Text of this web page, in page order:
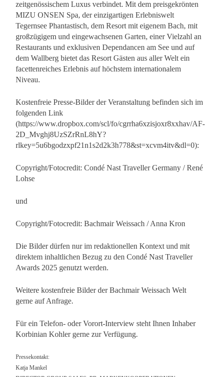
zeitgenössischem Luxus verbindet. Mit dem preisgekrönten
MIZU ONSEN Spa, der einzigartigen Erlebniswelt
Tegernsee Phantastisch, dem Resort mit eigenem Bach, mit
großzügigem und eingewachsenen Garten, einer Vielzahl an
Restaurants und exklusiven Dependancen am See und auf
dem Wallberg bietet das Resort Gästen aus aller Welt ein
facettenreiches Erlebnis auf höchstem internationalem
Niveau.
Kostenfreie Presse-Bilder der Veranstaltung befinden sich im
folgenden Link
(https://www.dropbox.com/scl/fo/cgrrha6xzisjoxr8xxhav/AF-
2D_Mvghj8UzSZrRnL8hY?
rlkey=5u6bgodzxpf21n1s2d2k3h778&st=xcvm4itv&dl=0):
Copyright/Fotocredit: Condé Nast Traveller Germany / René
Lohse
und
Copyright/Fotocredit: Bachmair Weissach / Anna Kron
Die Bilder dürfen nur im redaktionellen Kontext und mit
direktem inhaltlichen Bezug zu den Condé Nast Traveller
Awards 2025 genutzt werden.
Weitere kostenfreie Bilder der Bachmair Weissach Welt
gerne auf Anfrage.
Für ein Telefon- oder Vorort-Interview steht Ihnen Inhaber
Korbinian Kohler gerne zur Verfügung.
Pressekontakt:
Katja Mankel